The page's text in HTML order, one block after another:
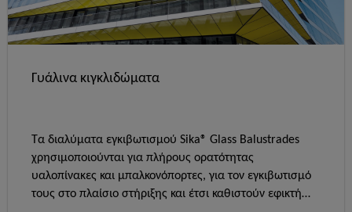
Γυάλινα κιγκλιδώματα
Τα διαλύματα εγκιβωτισμού Sika® Glass Balustrades
χρησιμοποιούνται για πλήρους ορατότητας
υαλοπίνακες και μπαλκονόπορτες, για τον εγκιβωτισμό
τους στο πλαίσιο στήριξης και έτσι καθιστούν εφικτή